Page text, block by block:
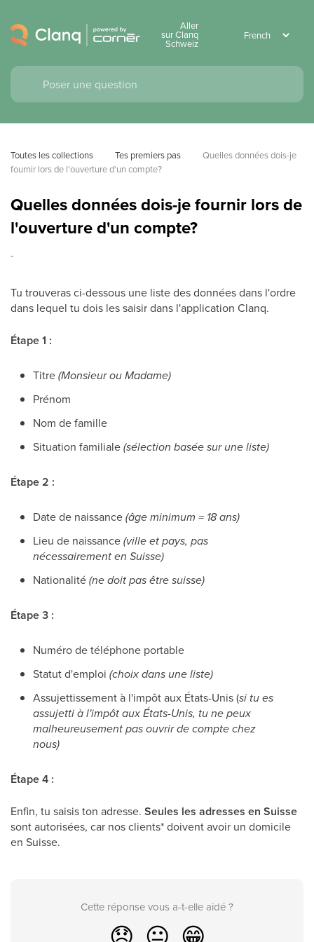
Aller
sur Clanq
Schweiz
Toutes les collections Tes premiers pas
Quelles données dois-je
fournir lors de l'ouverture d'un compte?
Quelles données dois-je fournir lors de
l'ouverture d'un compte?
-
Tu trouveras ci-dessous une liste des données dans l'ordre
dans lequel tu dois les saisir dans l'application Clanq.
Étape 1 :
Titre(Monsieur ou Madame)
Prénom
Nom de famille
Situation familiale(sélection basée sur une liste)
Étape 2 :
Date de naissance(âge minimum = 18 ans)
Lieu de naissance(ville et pays, pas
nécessairement en Suisse)
Nationalité(ne doit pas être suisse)
Étape 3 :
Numéro de téléphone portable
Statut d'emploi (choix dans une liste)
Assujettissement à l'impôt aux États-Unis (si tu es
assujetti à l'impôt aux États-Unis, tu ne peux
malheureusement pas ouvrir de compte chez
nous)
Étape 4 :
Enfin, tu saisis ton adresse. Seules les adresses en Suisse
sont autorisées, car nos clients* doivent avoir un domicile
en Suisse.
Cette réponse vous a-t-elle aidé ?